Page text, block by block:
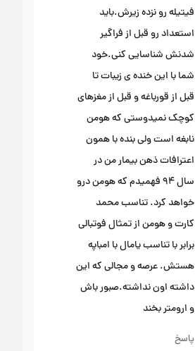
فیتیله رو نزده زیرش.باید
استعداد رو قبل از فراگیر
شدنش شناسایی کنی.خود
شما با این خنده ی زیبات تا
قبل از قورباغه و قبل از مغزهای
کوچک نمیدوستی که هومن
نابغه است ولی بنده با همون
اعترافات ذهن بیمار من در
سال ۹۴ فهمیدم که هومن درو
خواهد کرد. تناسب محمد
کارت و هومن از تمثال فوتبالی
برابر با تناسب یامال با امباپه
هستش. عرصه و مجالی که این
داشته اون نداشته.صبور باش
و ارومتر بخند
پاسخ